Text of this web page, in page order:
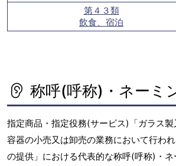
第４３類
飲食、宿泊
称呼(呼称)・ネーミ
指定商品・指定役務(サービス)「ガラス
容器の小売又は卸売の業務において行わ
の提供」における代表的な称呼(呼称)・